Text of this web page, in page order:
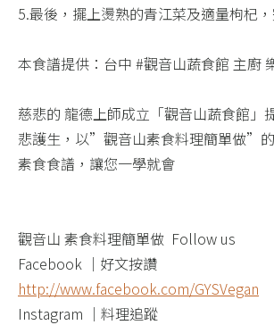
5.最後，擺上燙熟的青江菜及適量枸杞，
本食譜提供：台中 #觀音山蔬食館 主廚
慈悲的 龍德上師成立「觀音山蔬食館」
悲護生，以”觀音山素食料理簡單做”
素食食譜，讓您一學就會
觀音山 素食料理簡單做 ​ Follow us
Facebook ｜好文按讚
http://www.facebook.com/GYSVegan​
Instagram ｜料理追蹤